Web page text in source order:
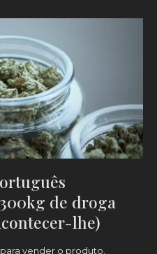
de droga
lhe)
vender o produto.